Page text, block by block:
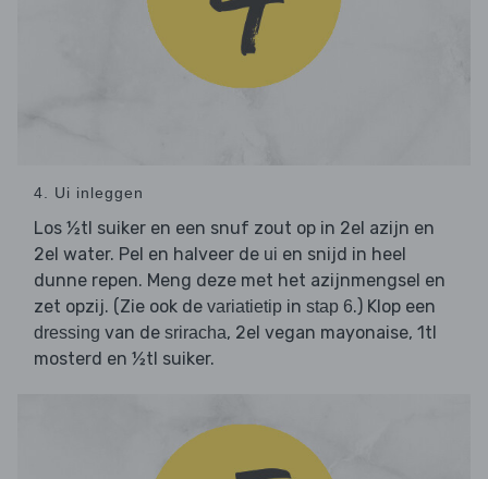
4. Ui inleggen
Los ½tl suiker en een snuf zout op in 2el azijn en
2el water. Pel en halveer de ui en snijd in heel
dunne repen. Meng deze met het azijnmengsel en
zet opzij. (Zie ook de variatietip in stap 6.) Klop een
dressing van de sriracha, 2el vegan mayonaise, 1tl
mosterd en ½tl suiker.